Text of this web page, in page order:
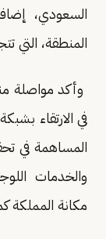
السعودي،
المنطقة، التي تتجاوز
وأكد مواصلة
في الارتقاء
المساهمة في
مكانة المملكة